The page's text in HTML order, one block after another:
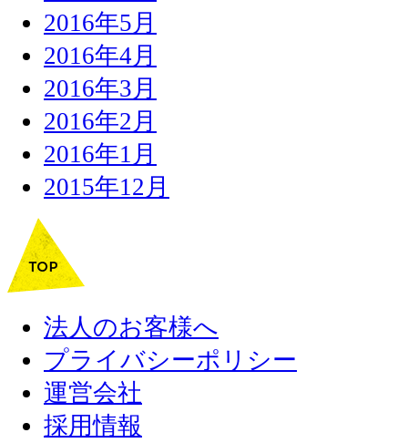
2016年5月
2016年4月
2016年3月
2016年2月
2016年1月
2015年12月
法人のお客様へ
プライバシーポリシー
運営会社
採用情報